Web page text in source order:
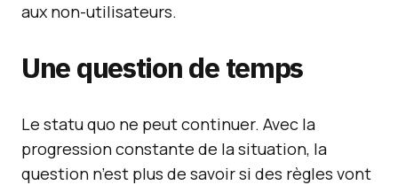
aux non-utilisateurs.
Une question de temps
Le statu quo ne peut continuer. Avec la
progression constante de la situation, la
question n’est plus de savoir si des règles vont